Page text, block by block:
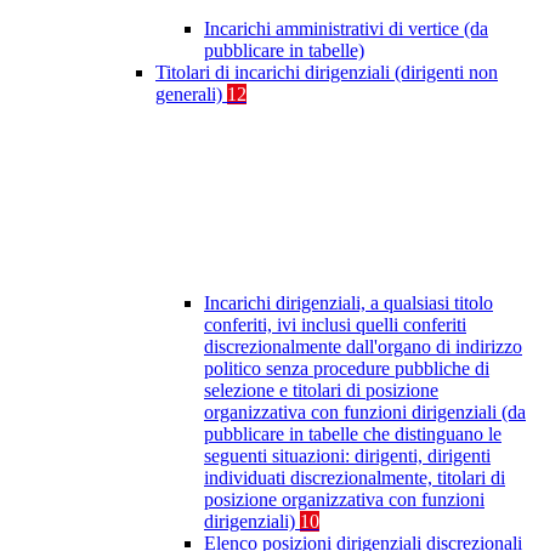
Incarichi amministrativi di vertice (da
pubblicare in tabelle)
Titolari di incarichi dirigenziali (dirigenti non
generali) 12
Incarichi dirigenziali, a qualsiasi titolo
conferiti, ivi inclusi quelli conferiti
discrezionalmente dall'organo di indirizzo
politico senza procedure pubbliche di
selezione e titolari di posizione
organizzativa con funzioni dirigenziali (da
pubblicare in tabelle che distinguano le
seguenti situazioni: dirigenti, dirigenti
individuati discrezionalmente, titolari di
posizione organizzativa con funzioni
dirigenziali) 10
Elenco posizioni dirigenziali discrezionali